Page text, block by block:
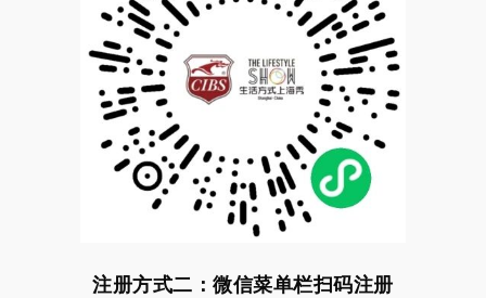
注册方式二：微信菜单栏扫码注册